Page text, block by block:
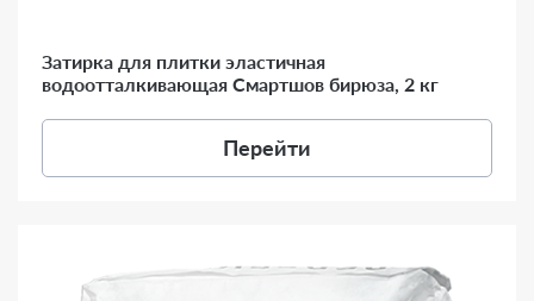
Затирка для плитки эластичная
водоотталкивающая Смартшов бирюза, 2 кг
Перейти